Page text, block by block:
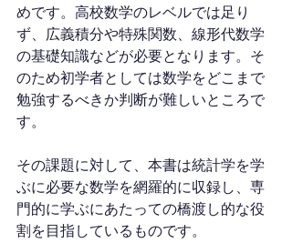
めです。高校数学のレベルでは足り
ず、広義積分や特殊関数、線形代数学
の基礎知識などが必要となります。そ
のため初学者としては数学をどこまで
勉強するべきか判断が難しいところで
す。
その課題に対して、本書は統計学を学
ぶに必要な数学を網羅的に収録し、専
門的に学ぶにあたっての橋渡し的な役
割を目指しているものです。